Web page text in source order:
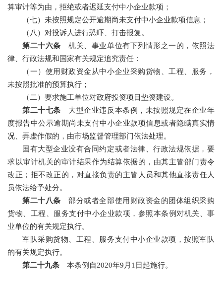
算审计等为由，拒绝或者迟延支付中小企业款项；
（七）未按照规定公开逾期尚未支付中小企业款项信息；
（八）对投诉人进行恐吓、打击报复。
第二十六条 机关、事业单位有下列情形之一的，依照法
律、行政法规和国家有关规定追究责任：
（一）使用财政资金从中小企业采购货物、工程、服务，
未按照批准的预算执行；
（二）要求施工单位对政府投资项目垫资建设。
第二十七条 大型企业违反本条例，未按照规定在企业年
度报告中公示逾期尚未支付中小企业款项信息或者隐瞒真实情
况、弄虚作假的，由市场监督管理部门依法处理。
国有大型企业没有合同约定或者法律、行政法规依据，要
求以审计机关的审计结果作为结算依据的，由其主管部门责令
改正；拒不改正的，对直接负责的主管人员和其他直接责任人
员依法给予处分。
第二十八条 部分或者全部使用财政资金的团体组织采购
货物、工程、服务支付中小企业款项，参照本条例对机关、事
业单位的有关规定执行。
军队采购货物、工程、服务支付中小企业款项，按照军队
的有关规定执行。
第二十九条 本条例自2020年9月1日起施行。